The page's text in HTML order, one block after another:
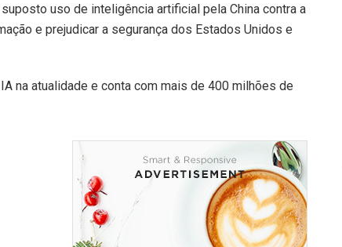
uso de inteligência artificial pela China contra a
e prejudicar a segurança dos Estados Unidos e
na atualidade e conta com mais de 400 milhões de